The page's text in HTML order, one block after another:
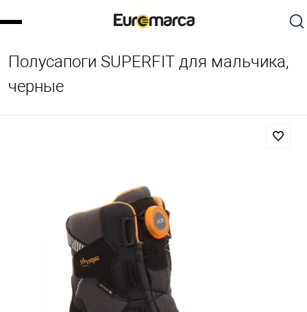
Полусапоги SUPERFIT для мальчика,
черные